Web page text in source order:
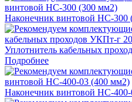
Наконечник винтовой НС-300
Уплотнитель кабельных
Подробнее
Наконечник винтовой НС-